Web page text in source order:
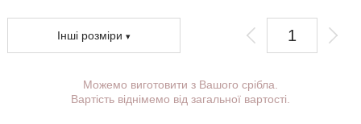
Інші розміри
Ви можете вибрати покриття, вушко.
Додаткові побажання можете вказати у коментарі під час
Можемо виготовити з Вашого срібла.
Вартість віднімемо від загальної вартості.